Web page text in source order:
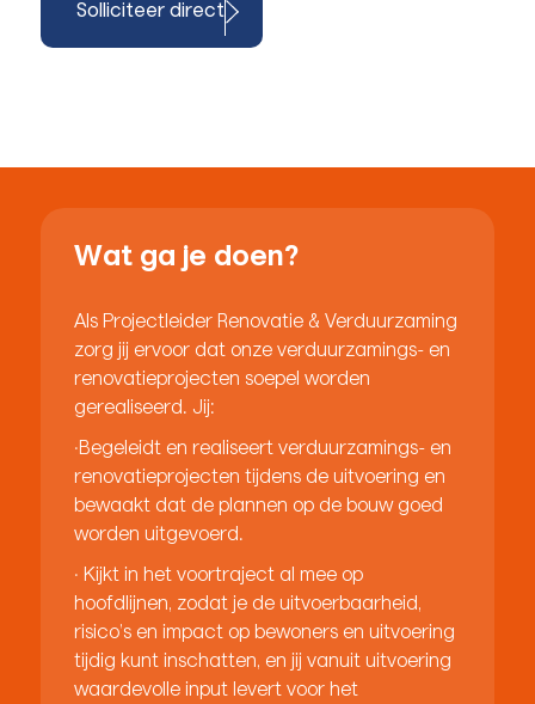
Solliciteer direct
Wat ga je doen?
Als Projectleider Renovatie & Verduurzaming
zorg jij ervoor dat onze verduurzamings- en
renovatieprojecten soepel worden
gerealiseerd. Jij:
·Begeleidt en realiseert verduurzamings- en
renovatieprojecten tijdens de uitvoering en
bewaakt dat de plannen op de bouw goed
worden uitgevoerd.
· Kijkt in het voortraject al mee op
hoofdlijnen, zodat je de uitvoerbaarheid,
risico’s en impact op bewoners en uitvoering
tijdig kunt inschatten, en jij vanuit uitvoering
waardevolle input levert voor het